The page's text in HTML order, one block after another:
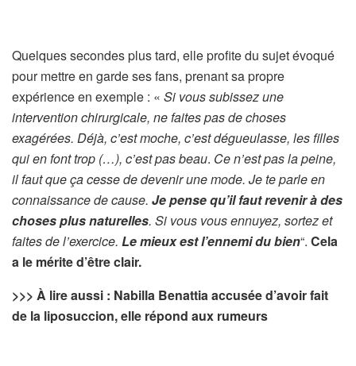
Quelques secondes plus tard, elle profite du sujet évoqué
pour mettre en garde ses fans, prenant sa propre
expérience en exemple : « Si vous subissez une
intervention chirurgicale, ne faites pas de choses
exagérées. Déjà, c’est moche, c’est dégueulasse, les filles
qui en font trop (…), c’est pas beau. Ce n’est pas la peine,
il faut que ça cesse de devenir une mode. Je te parle en
connaissance de cause. Je pense qu’il faut revenir à des
choses plus naturelles. Si vous vous ennuyez, sortez et
faites de l’exercice. Le mieux est l’ennemi du bien“. Cela
a le mérite d’être clair.
>>> À lire aussi : Nabilla Benattia accusée d’avoir fait
de la liposuccion, elle répond aux rumeurs